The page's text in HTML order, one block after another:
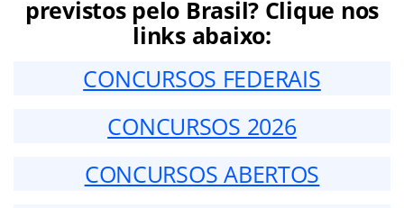
previstos pelo Brasil? Clique nos
links abaixo:
CONCURSOS FEDERAIS
CONCURSOS 2026
CONCURSOS ABERTOS